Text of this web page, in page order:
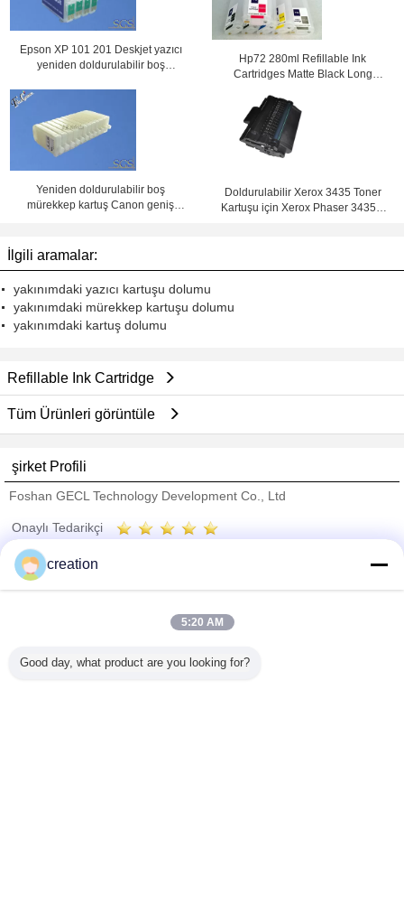
Epson XP 101 201 Deskjet yazıcı
yeniden doldurulabilir boş
Hp72 280ml Refillable Ink
Cartridges Matte Black Long
Yeniden doldurulabilir boş
mürekkep kartuş Canon geniş
Doldurulabilir Xerox 3435 Toner
Kartuşu için Xerox Phaser 3435D
İlgili aramalar:
yakınımdaki yazıcı kartuşu dolumu
yakınımdaki mürekkep kartuşu dolumu
yakınımdaki kartuş dolumu
Refillable Ink Cartridge
Tüm Ürünleri görüntüle
şirket Profili
Foshan GECL Technology Development Co., Ltd
Onaylı Tedarikçi
Trust Seal
Tüm ürünler
creation
5:20 AM
Good day, what product are you looking for?